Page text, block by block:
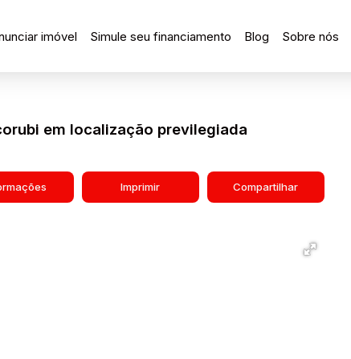
Sobre nós
Blog
Simule seu financiamento
imóvel
em localização previlegiada
Imprimir Compartilhar